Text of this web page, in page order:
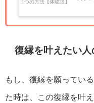
復縁を叶えたい人
もし、復縁を願ってい
た時は、この復縁を叶